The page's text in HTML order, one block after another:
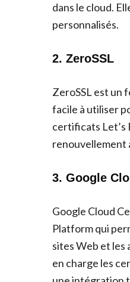
dans le cloud.
personnalisés.
2. ZeroSSL
ZeroSSL est un
facile à utiliser
certificats Let’s
renouvellement
3. Google
Google Cloud
Platform qui
sites Web et les
en charge les